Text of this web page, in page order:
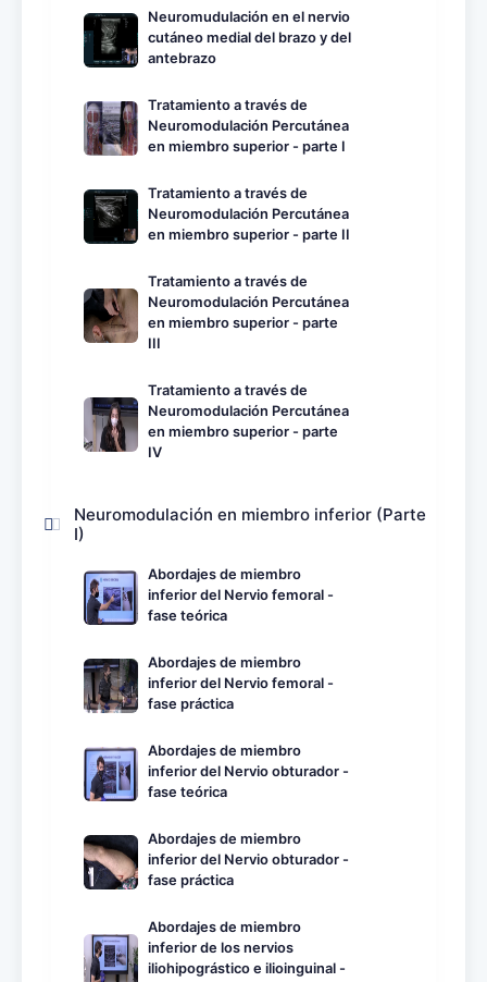
Neuromudulación en el nervio
cutáneo medial del brazo y del
antebrazo
Tratamiento a través de
Neuromodulación Percutánea
en miembro superior - parte I
Tratamiento a través de
Neuromodulación Percutánea
en miembro superior - parte II
Tratamiento a través de
Neuromodulación Percutánea
en miembro superior - parte
III
Tratamiento a través de
Neuromodulación Percutánea
en miembro superior - parte
IV
Neuromodulación en miembro inferior (Parte
I)
Abordajes de miembro
inferior del Nervio femoral -
fase teórica
Abordajes de miembro
inferior del Nervio femoral -
fase práctica
Abordajes de miembro
inferior del Nervio obturador -
fase teórica
Abordajes de miembro
inferior del Nervio obturador -
fase práctica
Abordajes de miembro
inferior de los nervios
iliohipográstico e ilioinguinal -